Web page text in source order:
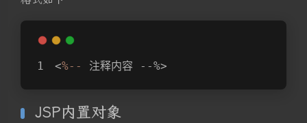
<%-- 注释内容 --%>
JSP内置对象